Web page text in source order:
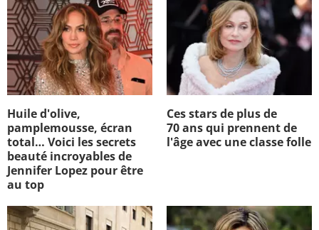
Huile d'olive,
pamplemousse, écran
total… Voici les secrets
beauté incroyables de
Jennifer Lopez pour être
au top
Ces stars de plus de
70 ans qui prennent de
l'âge avec une classe folle